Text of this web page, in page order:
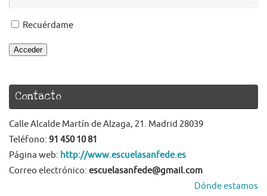
Recuérdame
Acceder
Contacto
Calle Alcalde Martín de Alzaga, 21. Madrid 28039
Teléfono: 91 450 10 81
Página web: http://www.escuelasanfede.es
Correo electrónico: escuelasanfede@gmail.com
Dónde estamos